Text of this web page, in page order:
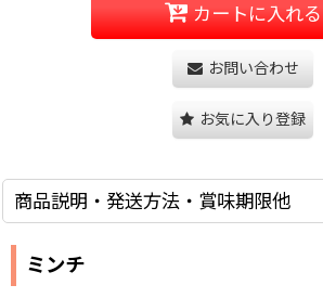
カートに入れる
お問い合わせ
お気に入り登録
商品説明・発送方法・賞味期限他
ミンチ